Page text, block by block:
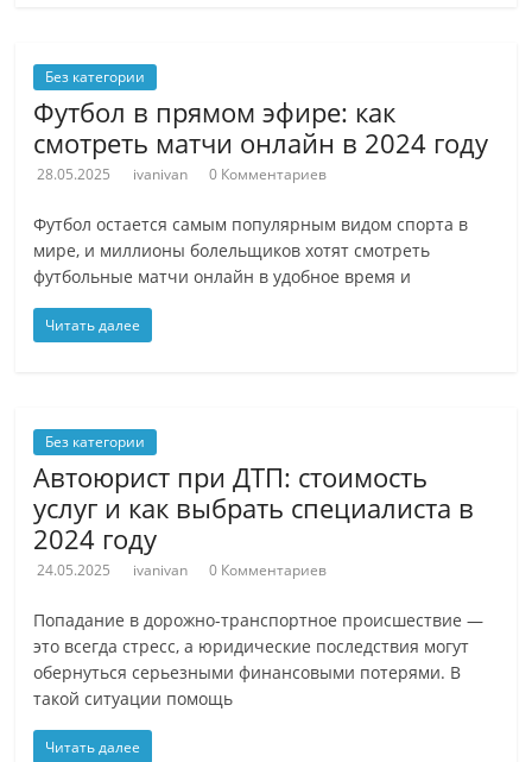
Без категории
Футбол в прямом эфире: как
смотреть матчи онлайн в 2024 году
28.05.2025 ivanivan 0 Комментариев
Футбол остается самым популярным видом спорта в
мире, и миллионы болельщиков хотят смотреть
футбольные матчи онлайн в удобное время и
Читать далее
Без категории
Автоюрист при ДТП: стоимость
услуг и как выбрать специалиста в
2024 году
24.05.2025 ivanivan 0 Комментариев
Попадание в дорожно-транспортное происшествие —
это всегда стресс, а юридические последствия могут
обернуться серьезными финансовыми потерями. В
такой ситуации помощь
Читать далее